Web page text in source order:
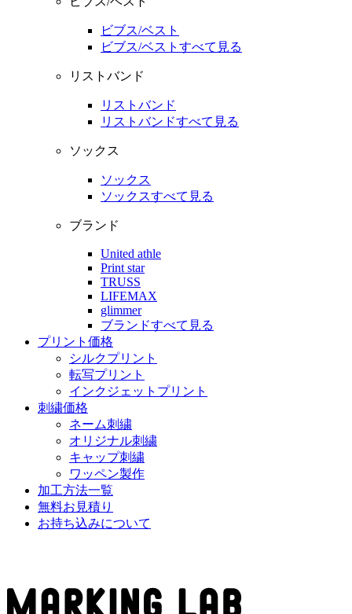
ビブス/ベスト
ビブス/ベストすべて見る
リストバンド
リストバンド
リストバンドすべて見る
ソックス
ソックス
ソックスすべて見る
ブランド
United athle
Print star
TRUSS
LIFEMAX
glimmer
ブランドすべて見る
プリント価格
シルクプリント
転写プリント
インクジェットプリント
刺繍価格
ネーム刺繍
オリジナル刺繍
キャップ刺繍
ワッペン製作
加工方法一覧
無料お見積り
お持ち込みについて